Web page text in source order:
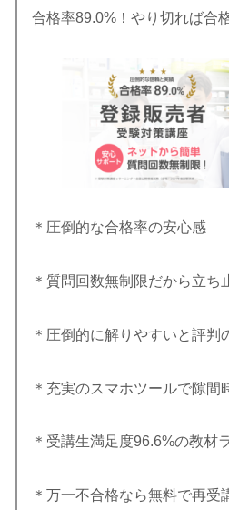
合格率89.0%！やり切れば合
＊圧倒的な合格率の安心感
＊質問回数無制限だから立ち
＊圧倒的に解りやすいと評判
＊充実のスマホツールで隙間
＊受講生満足度96.6%の教材
＊万一不合格なら無料で再受